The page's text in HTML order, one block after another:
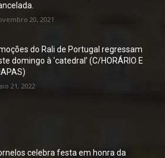
20, 2021
do Rali de Portugal regressam
domingo à ‘catedral’ (C/HORÁRIO E
21, 2022
celebra festa em honra da